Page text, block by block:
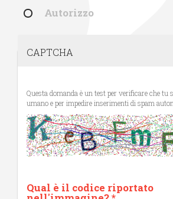
Autorizzo
CAPTCHA
Questa domanda è un test per verificare che tu
umano e per impedire inserimenti di
Qual è il codice riportato